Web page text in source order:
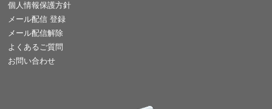
個人情報保護方針
メール配信 登録
メール配信解除
よくあるご質問
お問い合わせ